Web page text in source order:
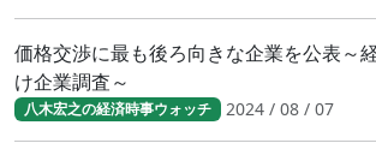
価格交渉に最も後ろ向きな企業を公表～
け企業調査～
八木宏之の経済時事ウォッチ 2024 / 08 / 07